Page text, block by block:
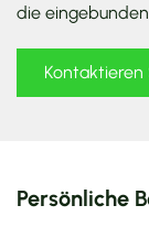
die
Kontaktieren
Persönliche